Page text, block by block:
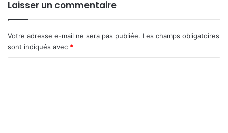
Laisser un commentaire
Votre adresse e-mail ne sera pas publiée. Les champs obligatoires
sont indiqués avec *